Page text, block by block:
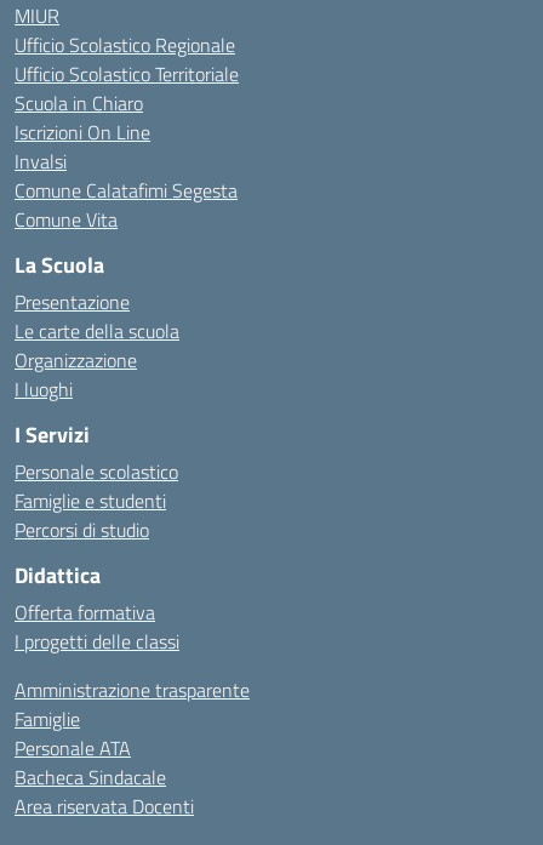
MIUR
Ufficio Scolastico Regionale
Ufficio Scolastico Territoriale
Scuola in Chiaro
Iscrizioni On Line
Invalsi
Comune Calatafimi Segesta
Comune Vita
La Scuola
Presentazione
Le carte della scuola
Organizzazione
I luoghi
I Servizi
Personale scolastico
Famiglie e studenti
Percorsi di studio
Didattica
Offerta formativa
I progetti delle classi
Amministrazione trasparente
Famiglie
Personale ATA
Bacheca Sindacale
Area riservata Docenti